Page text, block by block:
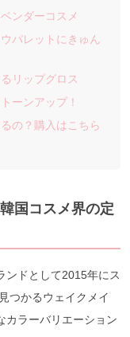
ンダーコスメ
パレットにきゅん
リップグロス
ーンアップ！
の？購入はこちら
国コスメ界の定
ンドとして2015年にス
つかるウェイクメイ
カラーバリエーション